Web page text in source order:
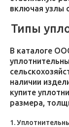
включая узлы
Типы
В каталоге
наличии
купите
размера,